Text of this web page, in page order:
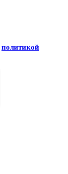
политикой